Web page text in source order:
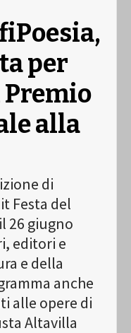
per
Premio
alla
di
Festa del
26 giugno
editori e
e della
anche
alle opere di
Altavilla